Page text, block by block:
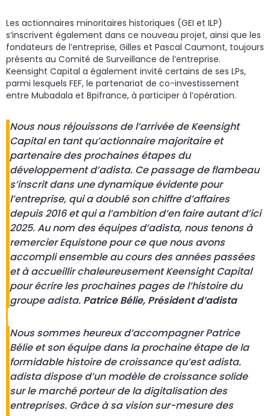
Les actionnaires minoritaires historiques (GEI et ILP)
s’inscrivent également dans ce nouveau projet, ainsi que les
fondateurs de l’entreprise, Gilles et Pascal Caumont, toujours
présents au Comité de Surveillance de l’entreprise.
Keensight Capital a également invité certains de ses LPs,
parmi lesquels FEF, le partenariat de co-investissement
entre Mubadala et Bpifrance, à participer à l’opération.
Nous nous réjouissons de l’arrivée de Keensight
Capital en tant qu’actionnaire majoritaire et
partenaire des prochaines étapes du
développement d’adista. Ce passage de flambeau
s’inscrit dans une dynamique évidente pour
l’entreprise, qui a doublé son chiffre d’affaires
depuis 2016 et qui a l’ambition d’en faire autant d’ici
2025. Au nom des équipes d’adista, nous tenons à
remercier Equistone pour ce que nous avons
accompli ensemble au cours des années passées
et à accueillir chaleureusement Keensight Capital
pour écrire les prochaines pages de l’histoire du
groupe adista. Patrice Bélie, Président d’adista
Nous sommes heureux d’accompagner Patrice
Bélie et son équipe dans la prochaine étape de la
formidable histoire de croissance qu’est adista.
adista dispose d’un modèle de croissance solide
sur le marché porteur de la digitalisation des
entreprises. Grâce à sa vision sur-mesure des